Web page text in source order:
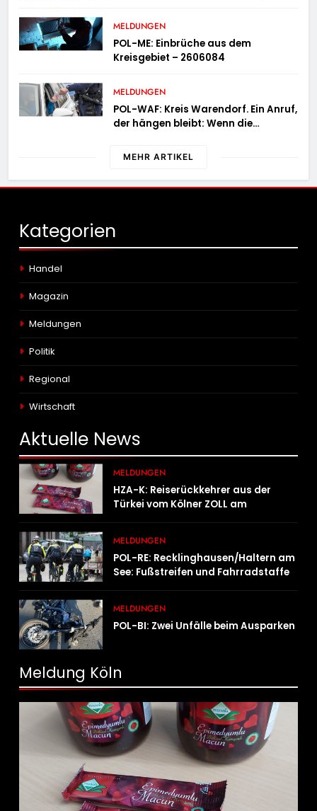
MELDUNGEN
POL-ME: Einbrüche aus dem
Kreisgebiet – 2606084
MELDUNGEN
POL-WAF: Kreis Warendorf. Ein Anruf,
der hängen bleibt: Wenn die
wieder einholt
MEHR ARTIKEL
Kategorien
Handel
Magazin
Meldungen
Politik
Regional
Wirtschaft
Aktuelle News
MELDUNGEN
HZA-K: Reiserückkehrer aus der
Türkei vom Kölner ZOLL am
Trend hält an
MELDUNGEN
POL-RE: Recklinghausen/Haltern am
See: Fußstreifen und Fahrradstaffel
MELDUNGEN
POL-BI: Zwei Unfälle beim Ausparken
Meldung Köln